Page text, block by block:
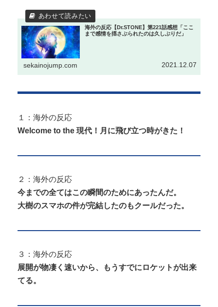
Powered by livedoor 相互RSS
アーカイブ、500万再生越えｗｗ...
【画像】 誰とエ●チしたいか見解が別れる六人衆
【画像】 イケおじ(54)、JK10人とハメ撮り770本撮っ
て逮捕ｗｗｗｗｗｗｗ
Powered by livedoor 相互RSS
海外の反応【Dr.STONE】第221話感想「ここ
まで感情を揺さぶられたのは久しぶりだ」
sekainojump.com 2021.12.07
１：海外の反応
Welcome to the 現代！月に飛び立つ時がきた！
２：海外の反応
今までの全てはこの瞬間のためにあったんだ。
大樹のスマホの件が完結したのもクールだった。
３：海外の反応
展開が物凄く速いから、もうすでにロケットが出来
てる。